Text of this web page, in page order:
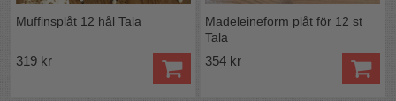
Muffinsplåt 12 hål Tala
319 kr
Madeleineform plåt för 12 st
Tala
354 kr